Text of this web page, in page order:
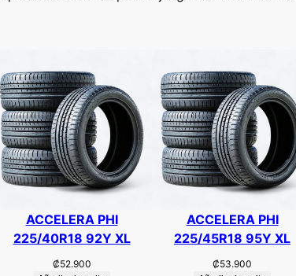
ACCELERA PHI
225/40R18 92Y XL
₡52.900
ACCELERA PHI
225/45R18 95Y XL
₡53.900